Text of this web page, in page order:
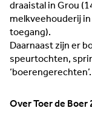
draaistal in Grou
melkveehouderij
toegang).
Daarnaast zijn er
speurtochten,
‘boerengerechten’.
Over Toer de Boer